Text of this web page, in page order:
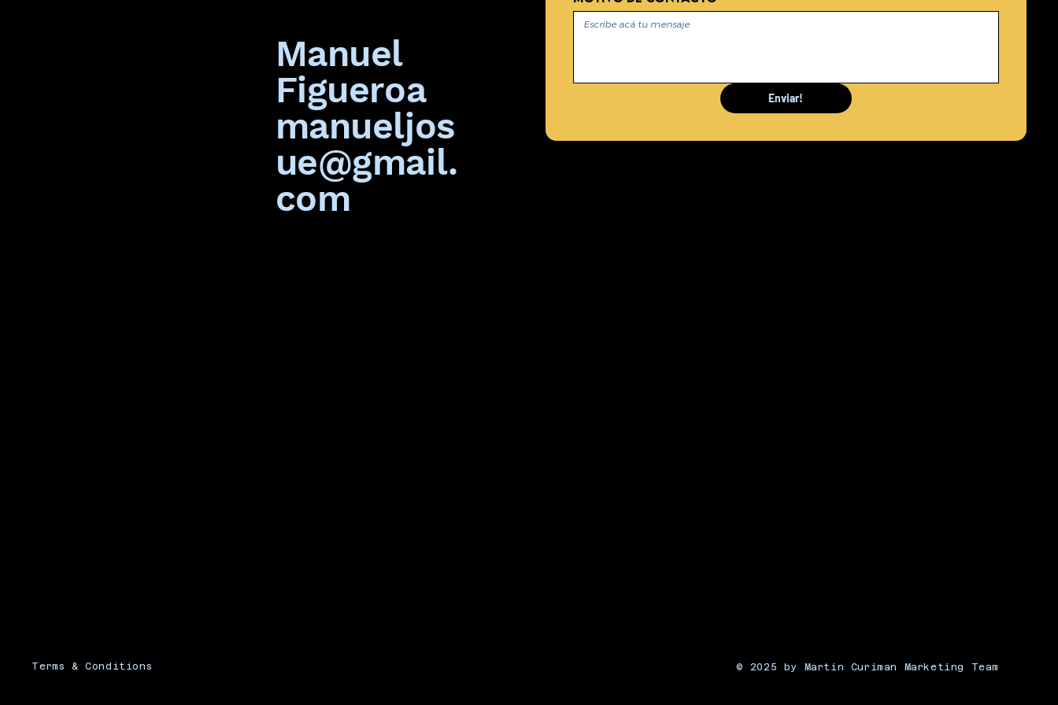
Manuel
Figueroa
manueljos
ue@gmail.
com
Enviar!
Terms & Conditions © 2025 by Martin Curiman Marketing Team